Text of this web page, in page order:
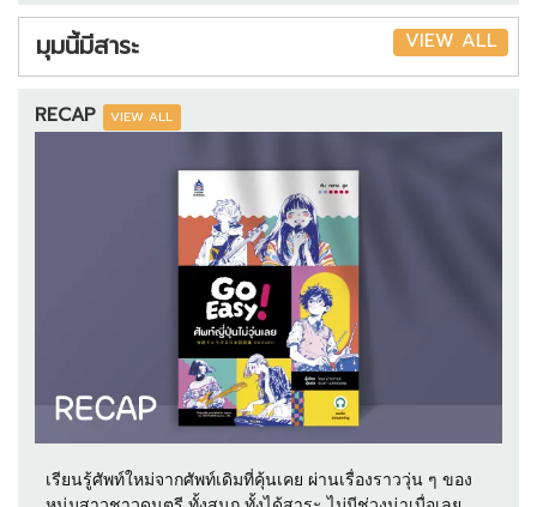
มุมนี้มีสาระ VIEW ALL
RECAP VIEW ALL
เรียนรู้ศัพท์ใหม่จากศัพท์เดิมที่คุ้นเคย ผ่านเรื่องราววุ่น ๆ ของ